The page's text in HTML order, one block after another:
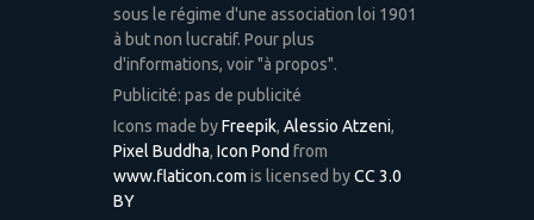
sous le régime d'une association loi 1901
à but non lucratif. Pour plus
d'informations, voir "à propos".
Publicité: pas de publicité
Icons made byFreepik, Alessio Atzeni,
Pixel Buddha, Icon Pond from
www.flaticon.com is licensed byCC 3.0
BY